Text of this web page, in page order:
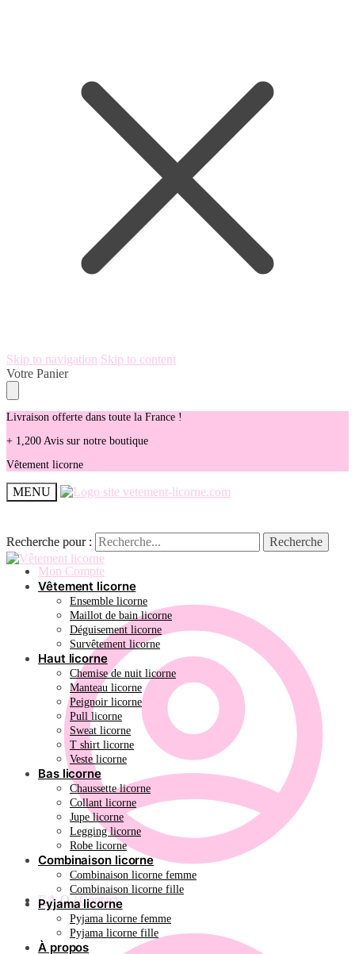
Skip to navigation Skip to content
Votre Panier
Livraison offerte dans toute la France !
+ 1,200 Avis sur notre boutique
Vêtement licorne
MENU
Recherche pour : Recherche
Mon Compte
F.A.Q / Contact
Recherche pour : Recherche
Vêtement licorne
Ensemble licorne
Maillot de bain licorne
Déguisement licorne
Survêtement licorne
Haut licorne
Chemise de nuit licorne
Manteau licorne
Peignoir licorne
Pull licorne
Sweat licorne
T shirt licorne
Veste licorne
Bas licorne
Chaussette licorne
Collant licorne
Jupe licorne
Legging licorne
Robe licorne
Combinaison licorne
Combinaison licorne femme
Combinaison licorne fille
Pyjama licorne
Pyjama licorne femme
Pyjama licorne fille
À propos